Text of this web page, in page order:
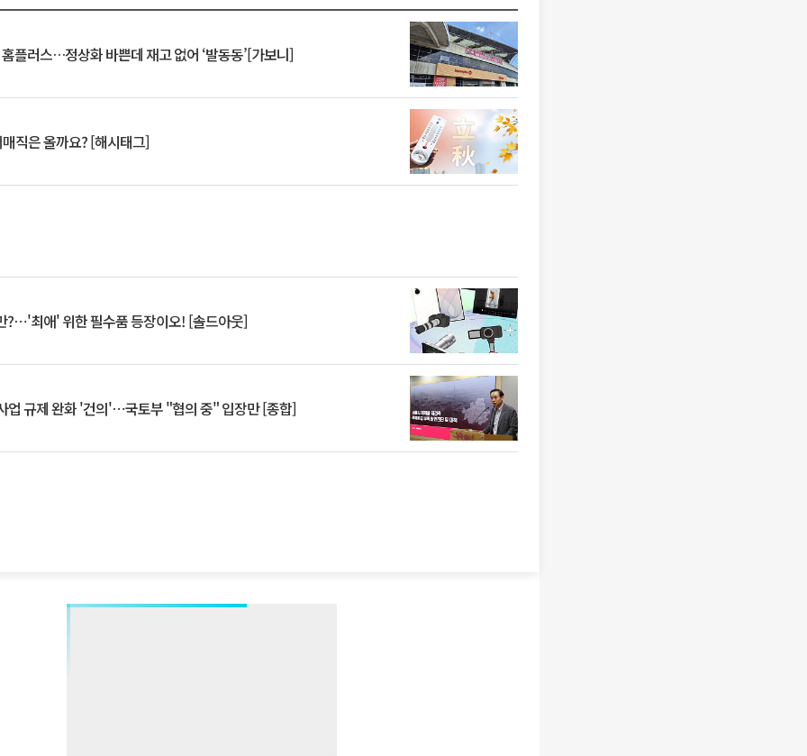
플러스…정상화 바쁜데 재고 없어 ‘발동동’[가보니]
직은 올까요? [해시태그]
?⋯'최애' 위한 필수품 등장이오! [솔드아웃]
업 규제 완화 '건의'⋯국토부 "협의 중" 입장만 [종합]